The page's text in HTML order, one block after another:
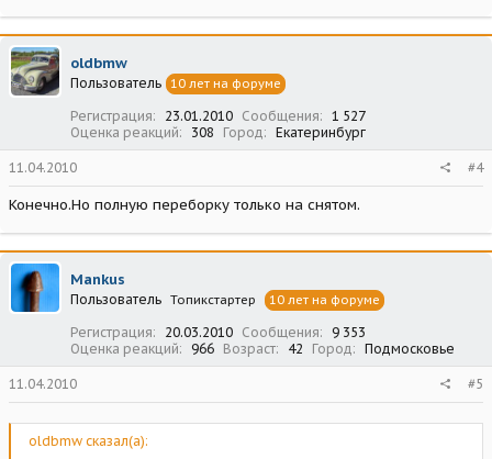
oldbmw
Пользователь 10 лет на форуме
Регистрация 23.01.2010 Сообщения
1 527
Оценка реакций
308 Город Екатеринбург
11.04.2010 #4
Конечно.Но полную переборку только на снятом.
Mankus
Пользователь Топикстартер 10 лет на форуме
Регистрация 20.03.2010 Сообщения
9 353
Оценка реакций
966 Возраст 42 Город Подмосковье
11.04.2010 #5
oldbmw сказал(а):